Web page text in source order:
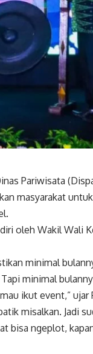
Pariwisata
masyarakat untuk
oleh Wakil Wali
minimal
minimal
ikut event,” ujar
misalkan. Jadi
bisa ngeplot,